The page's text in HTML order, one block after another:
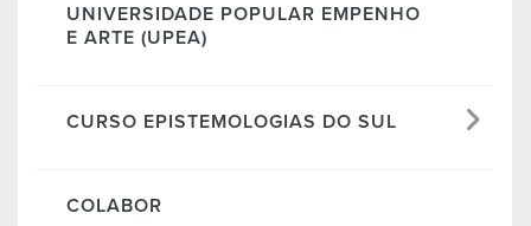
UNIVERSIDADE POPULAR EMPENHO
E ARTE (UPEA)
CURSO EPISTEMOLOGIAS DO SUL
COLABOR